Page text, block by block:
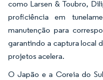
como Larsen & Toubro,
proficiência em
manutenção para
garantindo a captura local
projetos acelera.
O Japão e a Coreia do